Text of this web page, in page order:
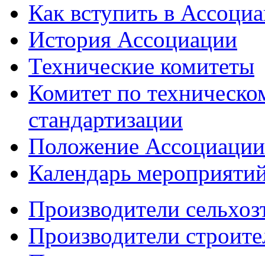
Как вступить в
История Ассоциации
Технические комитеты
Комитет по
стандартизации
Положение
Календарь
Производители
Производители